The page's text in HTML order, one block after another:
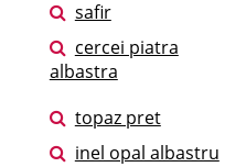
safir
cercei piatra
albastra
topaz pret
inel opal albastru